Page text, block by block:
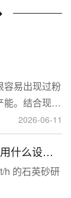
容易出现过粉
能。结合现场
、配套设备多
2026-06-11
石英砂3mm研磨至0.5mm，时产40吨选用什么设备？
h 的石英砂研